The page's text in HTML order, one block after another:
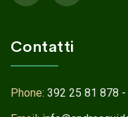
Contatti
Phone: 392 25 81 878